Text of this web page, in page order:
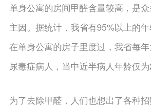
单身公寓的房间甲醛含量较高，是
主因。据统计，我省有95%以上的
在单身公寓的房子里度过，我省每
尿毒症病人，当中近半病人年龄仅为
为了去除甲醛，人们也想出了各种招